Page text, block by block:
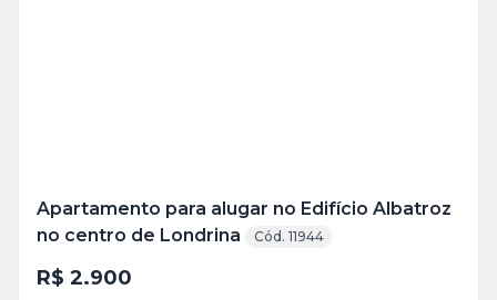
Apartamento para alugar no Edifício Albatroz
no centro de Londrina
Cód. 11944
R$ 2.900